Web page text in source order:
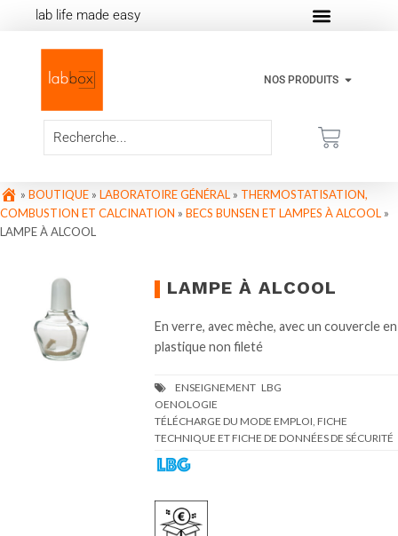
lab life made easy
NOS PRODUITS
» BOUTIQUE » LABORATOIRE GÉNÉRAL » THERMOSTATISATION,
COMBUSTION ET CALCINATION » BECS BUNSEN ET LAMPES À ALCOOL »
LAMPE À ALCOOL
LAMPE À ALCOOL
En verre, avec mèche, avec un couvercle en
plastique non fileté
TÉLÉCHARGE DU MODE EMPLOI, FICHE
TECHNIQUE ET FICHE DE DONNÉES DE SÉCURITÉ